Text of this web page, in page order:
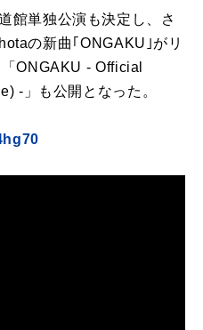
館単独公演も決定し、さ
の新曲｢ONGAKU｣がリ
ONGAKU - Official
-」も公開となった。